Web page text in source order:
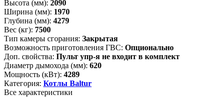
Высота (мм): 2090
Ширина (мм): 1970
Глубина (мм): 4279
Вес (кг): 7500
Тип камеры сгорания: Закрытая
Возможность приготовления ГВС: Опционально
Доп. свойства: Пульт упр-я не входит в комплект
Диаметр дымохода (мм): 620
Мощность (кВт): 4289
Категория: Котлы Baltur
Все характеристики